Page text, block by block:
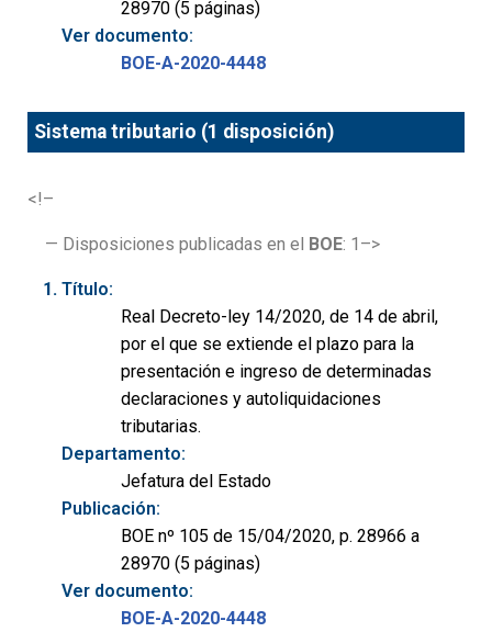
28970 (5 páginas)
Ver documento:
BOE-A-2020-4448
Sistema tributario (1 disposición)
<!–
— Disposiciones publicadas en el BOE: 1–>
Título:
Real Decreto-ley 14/2020, de 14 de abril,
por el que se extiende el plazo para la
presentación e ingreso de determinadas
declaraciones y autoliquidaciones
tributarias.
Departamento:
Jefatura del Estado
Publicación:
BOE nº 105 de 15/04/2020, p. 28966 a
28970 (5 páginas)
Ver documento:
BOE-A-2020-4448